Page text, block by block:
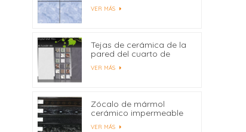
fábrica 600x600
VER MÁS
Tejas de cerámica de la
pared del cuarto de
baño de la impresión del
chorro de tinta de
para requisitos
particulares
VER MÁS
Zócalo de mármol
cerámico impermeable
450x80
VER MÁS